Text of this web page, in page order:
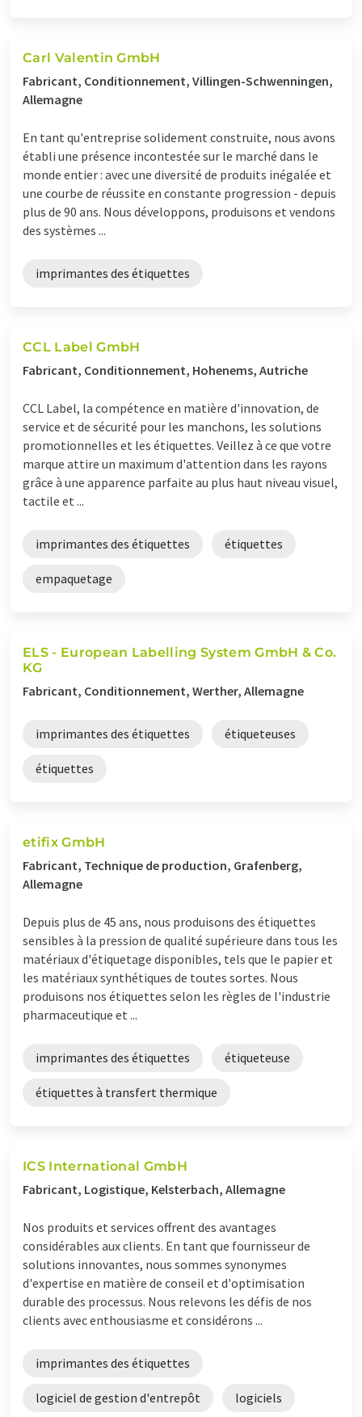
Carl Valentin GmbH
Fabricant, Conditionnement, Villingen-Schwenningen,
Allemagne
En tant qu'entreprise solidement construite, nous avons
établi une présence incontestée sur le marché dans le
monde entier : avec une diversité de produits inégalée et
une courbe de réussite en constante progression - depuis
plus de 90 ans. Nous développons, produisons et vendons
des systèmes ...
imprimantes des étiquettes
CCL Label GmbH
Fabricant, Conditionnement, Hohenems, Autriche
CCL Label, la compétence en matière d'innovation, de
service et de sécurité pour les manchons, les solutions
promotionnelles et les étiquettes. Veillez à ce que votre
marque attire un maximum d'attention dans les rayons
grâce à une apparence parfaite au plus haut niveau visuel,
tactile et ...
imprimantes des étiquettes étiquettes
empaquetage
ELS - European Labelling System GmbH & Co.
KG
Fabricant, Conditionnement, Werther, Allemagne
imprimantes des étiquettes étiqueteuses
étiquettes
etifix GmbH
Fabricant, Technique de production, Grafenberg,
Allemagne
Depuis plus de 45 ans, nous produisons des étiquettes
sensibles à la pression de qualité supérieure dans tous les
matériaux d'étiquetage disponibles, tels que le papier et
les matériaux synthétiques de toutes sortes. Nous
produisons nos étiquettes selon les règles de l'industrie
pharmaceutique et ...
imprimantes des étiquettes étiqueteuse
étiquettes à transfert thermique
ICS International GmbH
Fabricant, Logistique, Kelsterbach, Allemagne
Nos produits et services offrent des avantages
considérables aux clients. En tant que fournisseur de
solutions innovantes, nous sommes synonymes
d'expertise en matière de conseil et d'optimisation
durable des processus. Nous relevons les défis de nos
clients avec enthousiasme et considérons ...
imprimantes des étiquettes
logiciel de gestion d'entrepôt logiciels